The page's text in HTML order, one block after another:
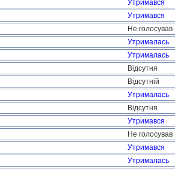
Утримався
Утримався
Не голосував
Утрималась
Утрималась
Відсутня
Відсутній
Утрималась
Відсутня
Утримався
Не голосував
Утримався
Утрималась